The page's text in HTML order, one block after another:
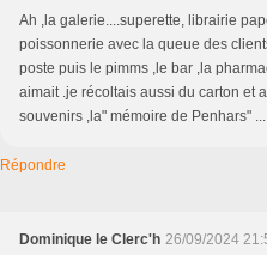
Ah ,la galerie....superette, librairie
poissonnerie avec la queue des
poste puis le pimms ,le bar ,la
aimait .je récoltais aussi du carton et
souvenirs ,la" mémoire de Penhars"
Répondre
Dominique le Clerc'h 26/09/2024